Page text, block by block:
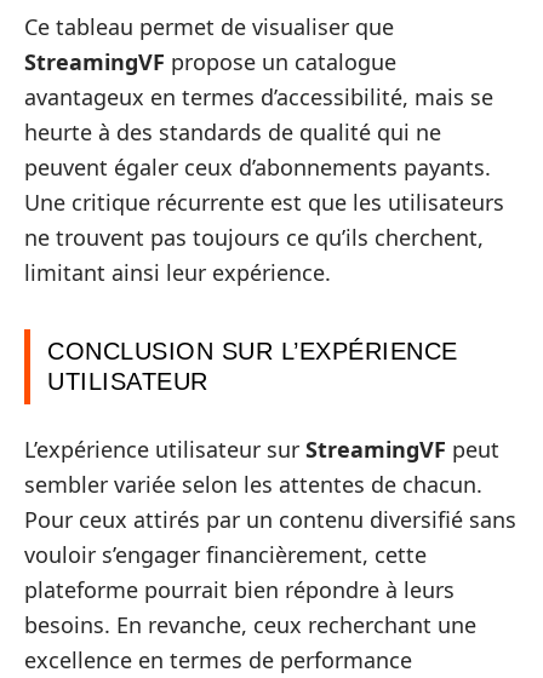
Ce tableau permet de visualiser que
StreamingVF propose un catalogue
avantageux en termes d’accessibilité, mais se
heurte à des standards de qualité qui ne
peuvent égaler ceux d’abonnements payants.
Une critique récurrente est que les utilisateurs
ne trouvent pas toujours ce qu’ils cherchent,
limitant ainsi leur expérience.
CONCLUSION SUR L’EXPÉRIENCE
UTILISATEUR
L’expérience utilisateur sur StreamingVF peut
sembler variée selon les attentes de chacun.
Pour ceux attirés par un contenu diversifié sans
vouloir s’engager financièrement, cette
plateforme pourrait bien répondre à leurs
besoins. En revanche, ceux recherchant une
excellence en termes de performance